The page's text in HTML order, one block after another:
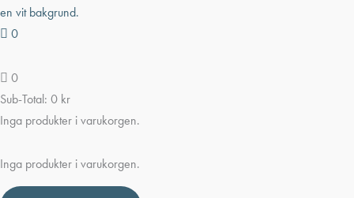
0
0
Sub-Total: 0 kr
Inga produkter i varukorgen.
Inga produkter i varukorgen.